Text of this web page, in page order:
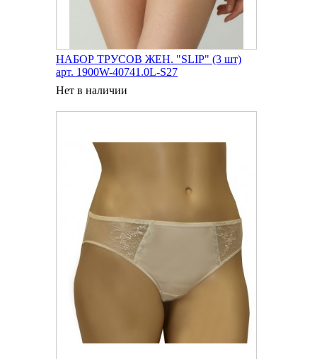
НАБОР ТРУСОВ ЖЕН. "SLIP" (3 шт)
арт. 1900W-40741.0L-S27
Нет в наличии